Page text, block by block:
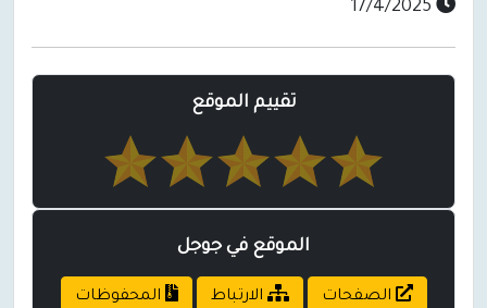
تقييم الموقع
الموقع في جوجل
الصفحات الارتباط المحفوظات